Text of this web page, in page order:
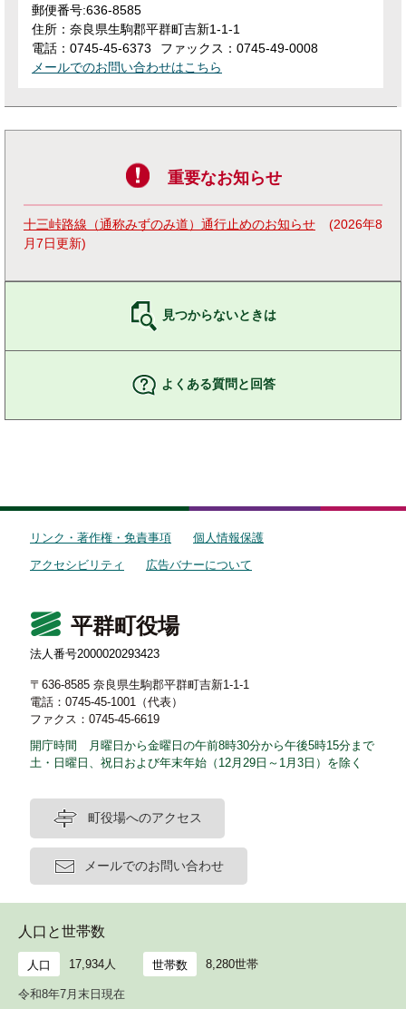
郵便番号:636-8585
住所：奈良県生駒郡平群町吉新1-1-1
電話：0745-45-6373
ファックス：0745-49-0008
メールでのお問い合わせはこちら
重要なお知らせ
十三峠路線（通称みずのみ道）通行止めのお知らせ
2026年8
月7日更新
見つからないときは
よくある質問と回答
リンク・著作権・免責事項
個人情報保護
アクセシビリティ
広告バナーについて
平群町役場
法人番号2000020293423
〒636-8585 奈良県生駒郡平群町吉新1-1-1
電話：0745-45-1001（代表）
ファクス：0745-45-6619
開庁時間 月曜日から金曜日の午前8時30分から午後5時15分まで
土・日曜日、祝日および年末年始（12月29日～1月3日）を除く
町役場へのアクセス
メールでのお問い合わせ
人口と世帯数
人口 17,934人 世帯数 8,280世帯
令和8年7月末日現在